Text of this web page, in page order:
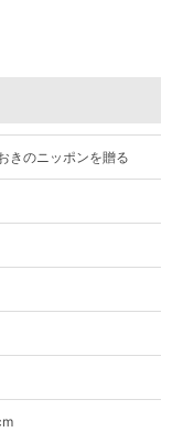
きのニッポンを贈る